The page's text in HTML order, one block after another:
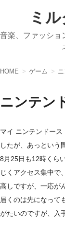
ミ
音楽、ファッショ
HOME ゲーム
ニンテン
マイ ニンテンドー
したが、あっという
8月25日も12時くら
じくアクセス集中で
高しですが、一応が
届くのは先になって
がたいのですが、入